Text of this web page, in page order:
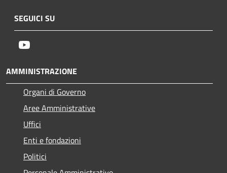
SEGUICI SU
AMMINISTRAZIONE
Organi di Governo
Aree Amministrative
Uffici
Enti e fondazioni
Politici